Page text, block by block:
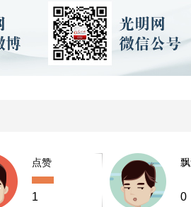
点赞
1 0